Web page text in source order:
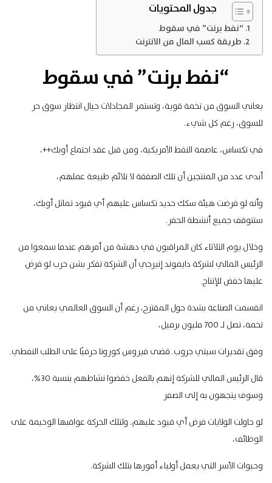
جدول المحتويات
“نفط برنت” في سقوط
طريقة كسب المال من الانترنت
“نفط برنت” في سقوط
يعاني السوق من تخمة قوية، وتستمر المجادلات حيال انتظار سوق حر
للسوق، رغم كل شيء.
في تكساس، عاصمة النفط الأمريكية، ومن قبل عقد اجتماع أوبك++،
أبدى عدد من المنتجين أن تلك الصفقة لا تلائم طبيعة عملهم،
وأنه لو فرضت هيئة سكك حديد تكساس عليهم أي قيود تماثل أوبك،
ستتوقف جميع أنشطة الحفر.
وخلال يوم الثلاثاء كان المراقبون في دهشة من أمرهم عندما سمعوا من
الرئيس المالي لشركة دايموند إنيرجي أن الشركة تفكر بشن حرب لو فرض
عليها خفض للإنتاج.
انقسمت الصناعة بشدة حول المقترح، رغم أن السوق العالمي يعاني من
تخمة، تصل لـ 700 مليون برميل،
وفق تقديرات سيتي جروب. قضى فيروس كورونا حرفيًا على الطلب النفطي.
قال الرئيس المالي للشركة إنهم بالفعل خفضوا نشاطهم بنسبة 30%،
وسوف يتجهون به إلى الصفر
لو حاولت الولايات فرض أي قيود عليهم. ولتلك الحركة عواقبها الوخيمة على
الوظائف،
وحيوات الأسر التي يعمل أولياء أمورها بتلك الشركة.